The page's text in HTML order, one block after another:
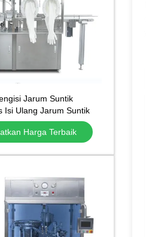
Jarum Suntik
Isi Ulang Jarum Suntik
untuk Gel Cairan
Harga Terbaik